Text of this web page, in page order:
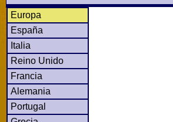
Europa
España
Italia
Reino Unido
Francia
Alemania
Portugal